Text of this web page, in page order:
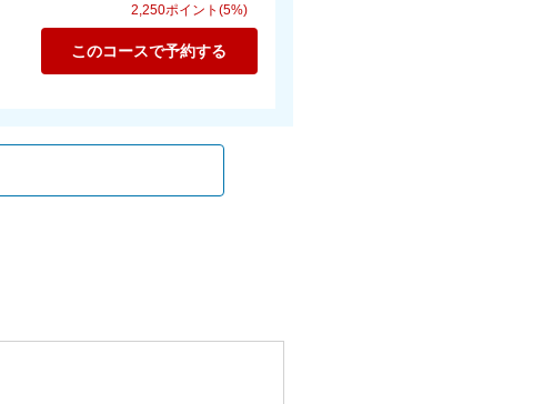
2,250ポイント(5%)
このコースで予約する